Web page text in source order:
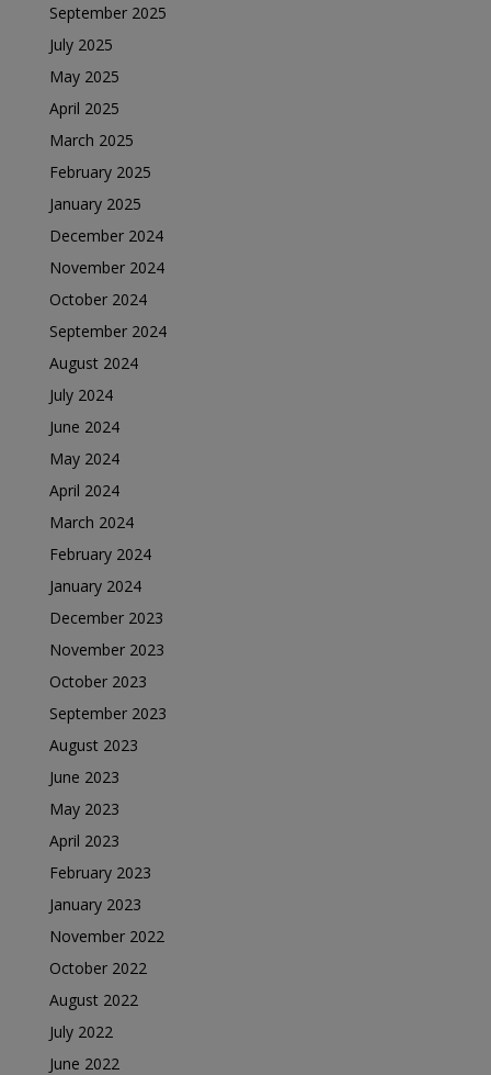
September 2025
July 2025
May 2025
April 2025
March 2025
February 2025
January 2025
December 2024
November 2024
October 2024
September 2024
August 2024
July 2024
June 2024
May 2024
April 2024
March 2024
February 2024
January 2024
December 2023
November 2023
October 2023
September 2023
August 2023
June 2023
May 2023
April 2023
February 2023
January 2023
November 2022
October 2022
August 2022
July 2022
June 2022